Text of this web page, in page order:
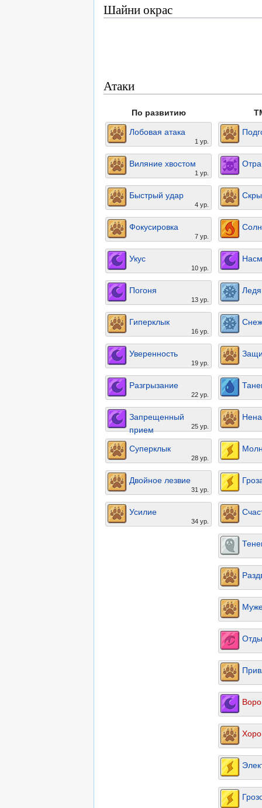
Шайни окрас
Атаки
По развитию
Лобовая атака
1 ур.
Виляние хвостом
1 ур.
Быстрый удар
4 ур.
Фокусировка
7 ур.
Укус
10 ур.
Погоня
13 ур.
Гиперклык
16 ур.
Уверенность
19 ур.
Разгрызание
22 ур.
Запрещенный
прием
25 ур.
Суперклык
28 ур.
Двойное лезвие
31 ур.
Усилие
34 ур.